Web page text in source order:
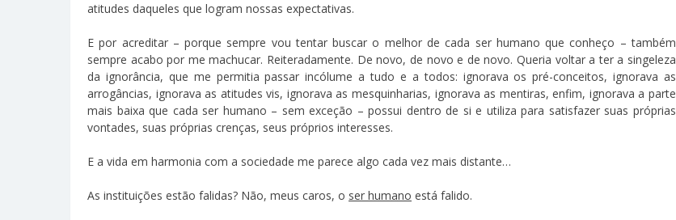
atitudes daqueles que logram nossas expectativas.
E por acreditar – porque sempre vou tentar buscar o melhor de cada ser humano que conheço – também
sempre acabo por me machucar. Reiteradamente. De novo, de novo e de novo. Queria voltar a ter a singeleza
da ignorância, que me permitia passar incólume a tudo e a todos: ignorava os pré-conceitos, ignorava as
arrogâncias, ignorava as atitudes vis, ignorava as mesquinharias, ignorava as mentiras, enfim, ignorava a parte
mais baixa que cada ser humano – sem exceção – possui dentro de si e utiliza para satisfazer suas próprias
vontades, suas próprias crenças, seus próprios interesses.
E a vida em harmonia com a sociedade me parece algo cada vez mais distante…
As instituições estão falidas? Não, meus caros, o ser humano está falido.